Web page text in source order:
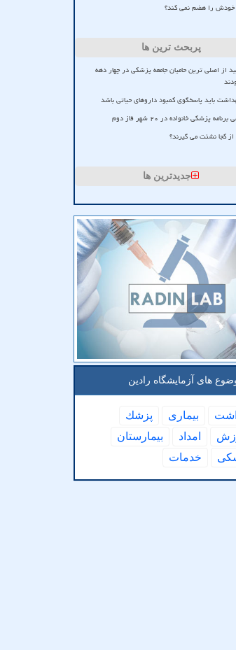
خودش را هضم نمی کند؟
پربحث ترین ها
از اصلی ترین حامیان جامعه پزشکی در چهار دهه
باید پاسخگوی کمبود داروهای حیاتی باشد
پزشکی خانواده در ۲۰ شهر فاز دوم
از کجا نشئت می گیرند؟
جدیدترین ها
های آزمایشگاه رادین
بیماری
پزشك
امداد
بیمارستان
خدمات